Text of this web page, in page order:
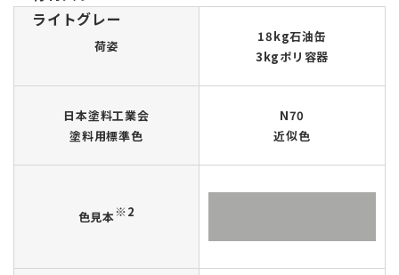
ライトグレー
荷姿
18kg石油缶
3kgポリ容器
日本塗料工業会
塗料用標準色
N70
近似色
色見本※2